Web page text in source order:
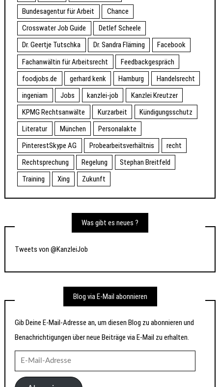
Bundesagentur für Arbeit
Chance
Crosswater Job Guide
Detlef Scheele
Dr. Geertje Tutschka
Dr. Sandra Fläming
Facebook
Fachanwältin für Arbeitsrecht
Feedbackgespräch
foodjobs.de
gerhard kenk Hamburg
Handelsrecht
ingeniam
Jobs kanzlei-job
Kanzlei Kreutzer
KPMG Rechtsanwälte
Kurzarbeit
Kündigungsschutz
Literatur
München
Personalakte
PinterestSkype AG
Probearbeitsverhältnis
recht
Rechtsprechung
Regelung
Stephan Breitfeld
Training
Xing Zukunft
Was gibt es neues ?
Tweets von @KanzleiJob
Blog via E-Mail abonnieren
Gib Deine E-Mail-Adresse an, um diesen Blog zu abonnieren und
Benachrichtigungen über neue Beiträge via E-Mail zu erhalten.
Mail-